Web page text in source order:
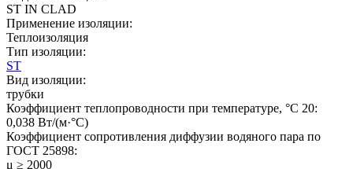
ST IN CLAD
Применение изоляции:
Теплоизоляция
Тип изоляции:
ST
Вид изоляции:
трубки
Коэффициент теплопроводности при температуре, °C 20:
0,038 Вт/(м·°C)
Коэффициент сопротивления диффузии водяного пара по
ГОСТ 25898:
μ ≥ 2000